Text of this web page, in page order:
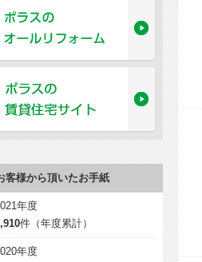
客様から頂いたお手紙
年度
件（年度累計）
年度